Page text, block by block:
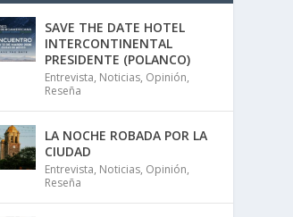
SAVE THE DATE HOTEL
INTERCONTINENTAL
PRESIDENTE (POLANCO)
Entrevista, Noticias, Opinión,
Reseña
LA NOCHE ROBADA POR LA
CIUDAD
Entrevista, Noticias, Opinión,
Reseña